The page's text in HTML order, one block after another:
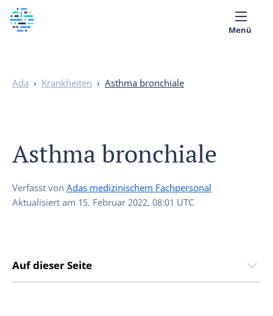
Menü
Ada › Krankheiten › Asthma bronchiale
Asthma bronchiale
Verfasst von Adas medizinischem Fachpersonal
Aktualisiert am 15. Februar 2022, 08:01 UTC
Auf dieser Seite